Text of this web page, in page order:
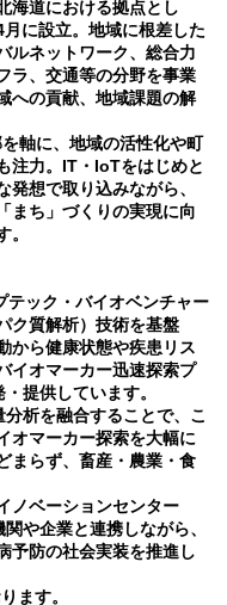
海道における拠点とし
に設立。地域に根差した
ルネットワーク、総合力
ラ、交通等の分野を事業
への貢献、地域課題の解
軸に、地域の活性化や町
注力。IT・IoTをはじめと
想で取り込みながら、
まち」づくりの実現に向
ック・バイオベンチャー
ク質解析）技術を基盤
から健康状態や疾患リス
イオマーカー迅速探索プ
提供しています。
析を融合することで、こ
オマーカー探索を大幅に
まらず、畜産・農業・食
ノベーションセンター
や企業と連携しながら、
予防の社会実装を推進し
ます。